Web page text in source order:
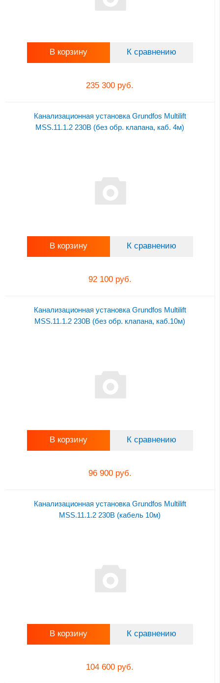
В корзину К сравнению
235 300 руб.
Канализационная установка Grundfos Multilift
MSS.11.1.2 230В (без обр. клапана, каб. 4м)
В корзину К сравнению
92 100 руб.
Канализационная установка Grundfos Multilift
MSS.11.1.2 230В (без обр. клапана, каб.10м)
В корзину К сравнению
96 900 руб.
Канализационная установка Grundfos Multilift
MSS.11.1.2 230В (кабель 10м)
В корзину К сравнению
104 600 руб.